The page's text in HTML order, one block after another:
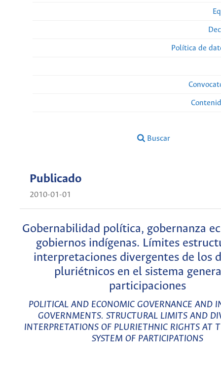
Política de
Buscar
Publicado
2010-01-01
Gobernabilidad política, gobernanza
gobiernos indígenas. Límites
interpretaciones divergentes de los
pluriétnicos en el sistema
participaciones
POLITICAL AND ECONOMIC GOVERNANCE AND
GOVERNMENTS. STRUCTURAL LIMITS AND
INTERPRETATIONS OF PLURIETHNIC RIGHTS AT
SYSTEM OF PARTICIPATIONS